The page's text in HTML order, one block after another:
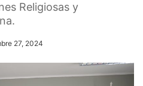
Religiosas y
27, 2024